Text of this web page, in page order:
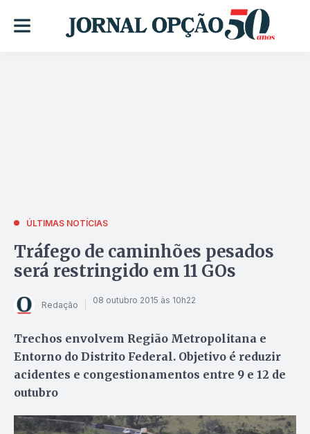
ÚLTIMAS NOTÍCIAS
Tráfego de caminhões pesados
será restringido em 11 GOs
Redação 08 outubro 2015 às 10h22
Trechos envolvem Região Metropolitana e
Entorno do Distrito Federal. Objetivo é reduzir
acidentes e congestionamentos entre 9 e 12 de
outubro